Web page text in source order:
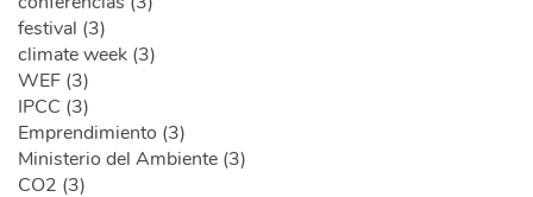
festival (3)
climate week (3)
WEF (3)
IPCC (3)
Emprendimiento (3)
Ministerio del Ambiente (3)
CO2 (3)